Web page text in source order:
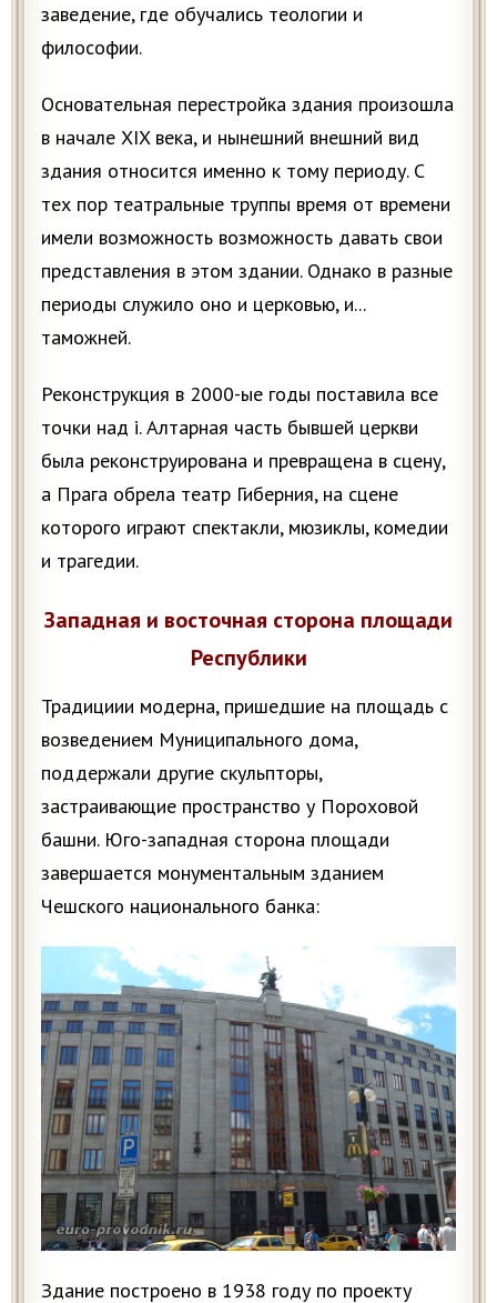
заведение, где обучались теологии и
философии.
Основательная перестройка здания произошла
в начале XIX века, и нынешний внешний вид
здания относится именно к тому периоду. С
тех пор театральные труппы время от времени
имели возможность возможность давать свои
представления в этом здании. Однако в разные
периоды служило оно и церковью, и...
таможней.
Реконструкция в 2000-ые годы поставила все
точки над i. Алтарная часть бывшей церкви
была реконструирована и превращена в сцену,
а Прага обрела театр Гиберния, на сцене
которого играют спектакли, мюзиклы, комедии
и трагедии.
Западная и восточная сторона площади
Республики
Традициии модерна, пришедшие на площадь с
возведением Муниципального дома,
поддержали другие скульпторы,
застраивающие пространство у Пороховой
башни. Юго-западная сторона площади
завершается монументальным зданием
Чешского национального банка:
Здание построено в 1938 году по проекту